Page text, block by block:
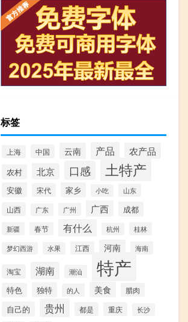
标签
上海 中国 云南 产品 农产品
农村 北京 口感 土特产
安徽 宋代 家乡 小吃 山东
山西 广东 广州 广西 成都
新疆 春节 有什么 杭州 桂林
梦幻西游 水果 江西 河南 海南
淘宝 湖南 潮汕 特产
特色 独特 的人 美食 腊肉
自己的 贵州 都是 重庆
长沙